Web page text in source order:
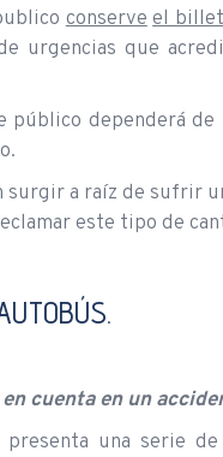
conserveel
urgencias que
público dependerá
surgir a raíz de sufrir
este tipo de
cuenta en un
una serie